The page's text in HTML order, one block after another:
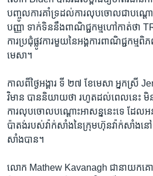
បញ្ចូលការគាំទ្រ​ដល់​ការលុបចោល​ជា​បណ្តោះ
បញ្ញា​ ទាក់ទិន​នឹងពាណិជ្ជកម្ម​ហៅកាត់​ថា
ការប្រជុំផ្លូវការ​មួយនៃ​អង្គការពាណិជ្ជកម្
មេសា។
កាល​ពី​ថ្ងៃអង្គារ ​ទី​ ២៧ ខែមេសា អ្នកស្រី
វិមាន​ បាន​និយាយថា រហូត​ដល់​ពេល​នេះ មិ
ការ​លុបចោលបណ្តោះ​អាសន្ននេះ​ទេ ​ដែលអ
ប៉ាតង់​របស់​វ៉ាក់សាំង​នៃក្រុមហ៊ុន​វ៉ាក់សាំង​ន
សាំង​បាន។
លោក Mathew Kavanagh ជា​នាយ